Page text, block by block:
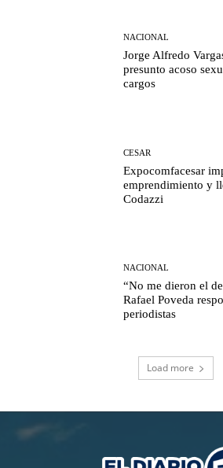
NACIONAL
Jorge Alfredo
presunto acoso
cargos
CESAR
Expocomfacesar
emprendimiento y
Codazzi
NACIONAL
“No me dieron el
Rafael Poveda
periodistas
Load more